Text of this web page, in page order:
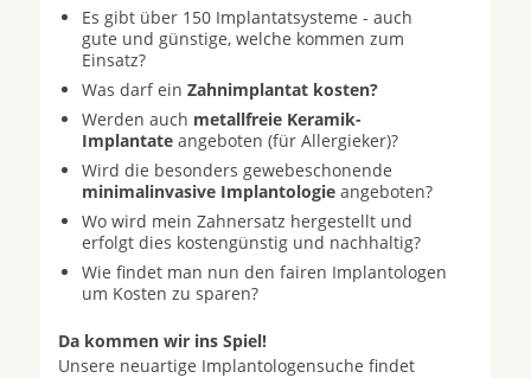
Es gibt über 150 Implantatsysteme - auch
gute und günstige, welche kommen zum
Einsatz?
Was darf ein Zahnimplantat kosten?
Werden auch metallfreie Keramik-
Implantate angeboten (für Allergieker)?
Wird die besonders gewebeschonende
minimalinvasive Implantologie angeboten?
Wo wird mein Zahnersatz hergestellt und
erfolgt dies kostengünstig und nachhaltig?
Wie findet man nun den fairen Implantologen
um Kosten zu sparen?
Da kommen wir ins Spiel!
Unsere neuartige Implantologensuche findet